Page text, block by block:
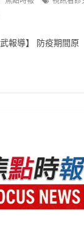
報導】 防疫期間原